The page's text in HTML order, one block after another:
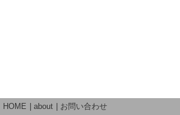
HOME about お問い合わせ